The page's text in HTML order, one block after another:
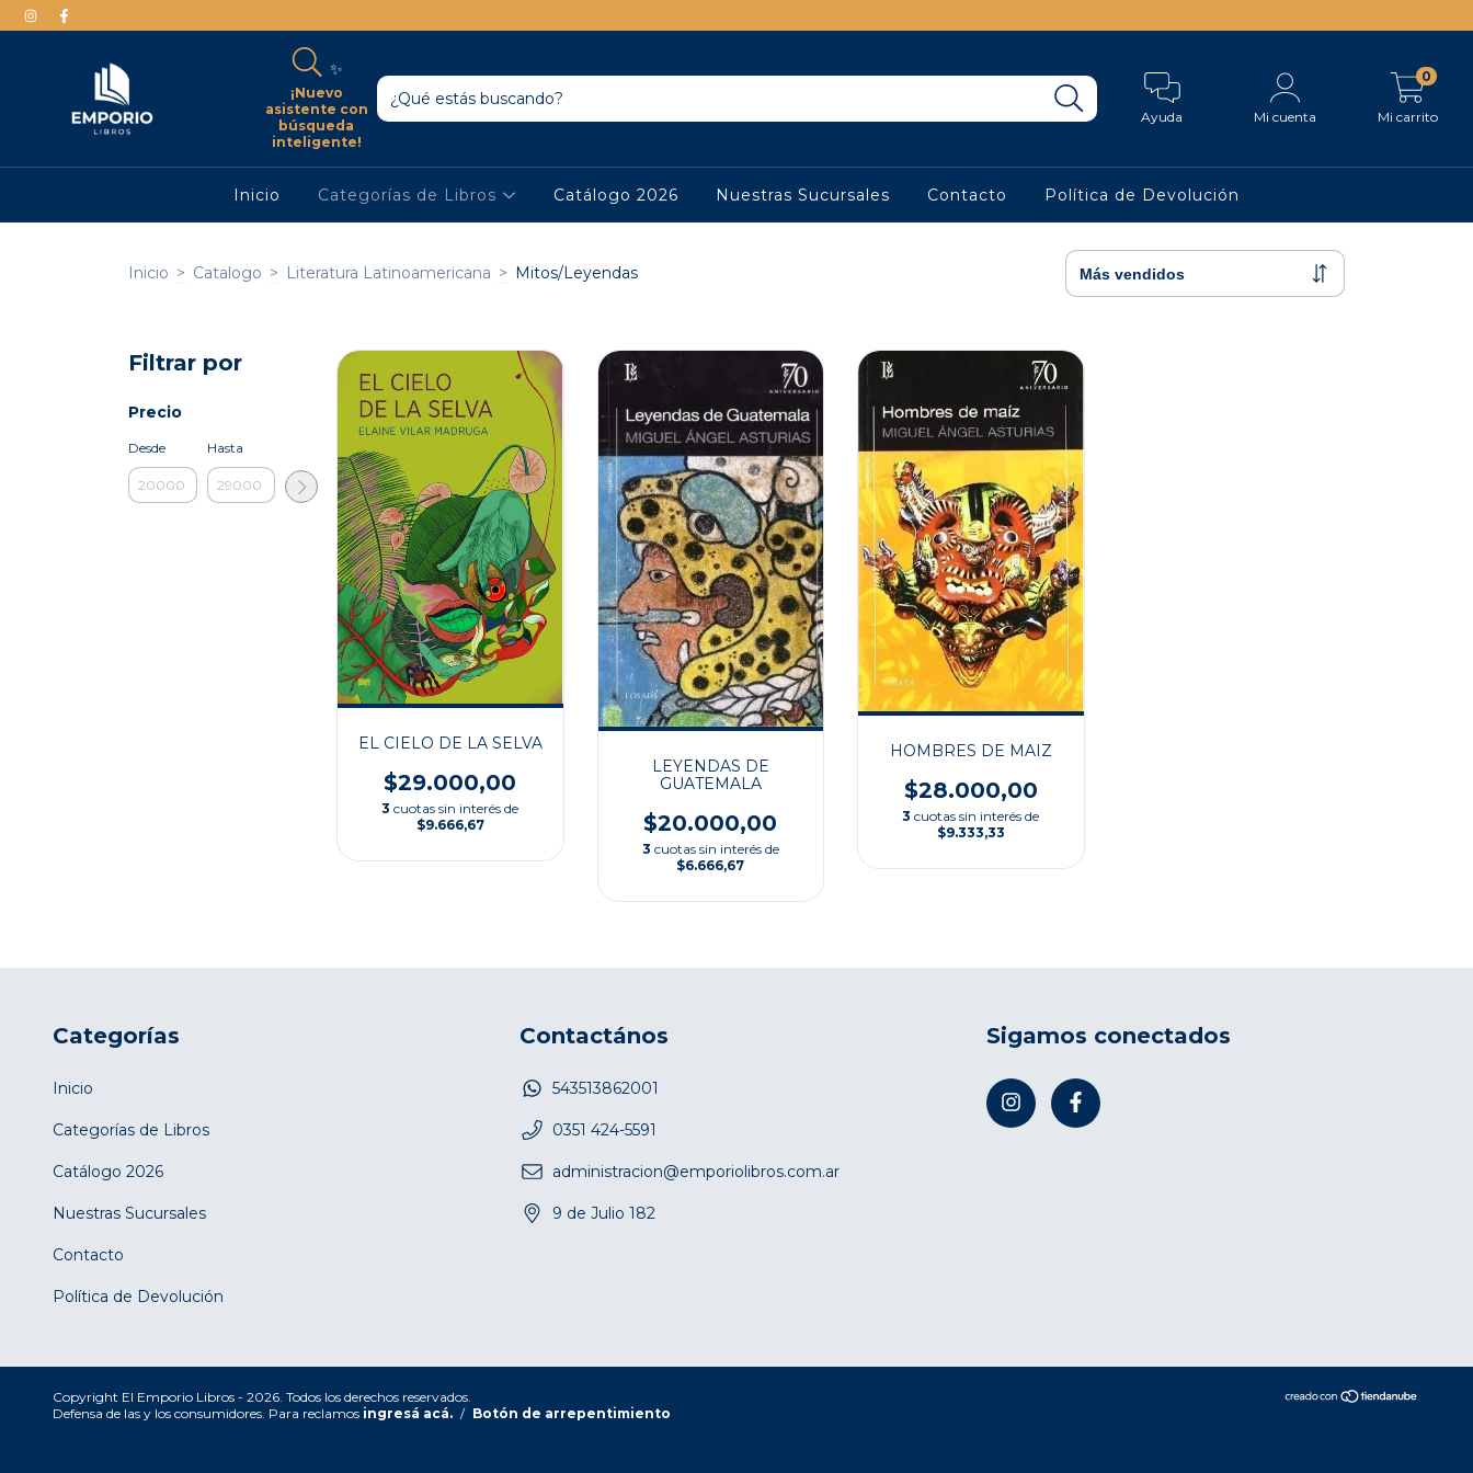
✨
¡Nuevo
asistente con
búsqueda
inteligente!
Ayuda Mi cuenta Mi carrito
0
Inicio Categorías de Libros Catálogo 2026 Nuestras Sucursales Contacto Política de Devolución
Inicio > Catalogo > Literatura Latinoamericana > Mitos/Leyendas
Filtrar por
Precio
Desde Hasta
EL CIELO DE LA SELVA
$29.000,00
3 cuotas sin interés de
$9.666,67
LEYENDAS DE
GUATEMALA
$20.000,00
3 cuotas sin interés de
$6.666,67
HOMBRES DE MAIZ
$28.000,00
3 cuotas sin interés de
$9.333,33
Categorías
Inicio
Categorías de Libros
Catálogo 2026
Nuestras Sucursales
Contacto
Política de Devolución
Contactános
543513862001
0351 424-5591
administracion@emporiolibros.com.ar
9 de Julio 182
Sigamos conectados
Copyright El Emporio Libros - 2026. Todos los derechos reservados.
Defensa de las y los consumidores. Para reclamos ingresá acá. / Botón de arrepentimiento